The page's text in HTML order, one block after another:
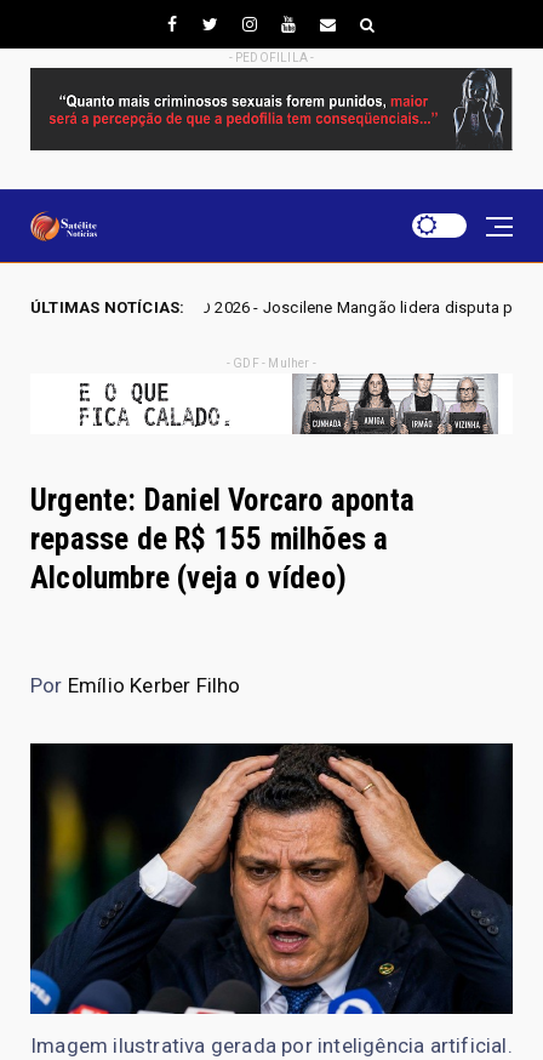
- PEDOFILILA -
ÚLTIMAS NOTÍCIAS:
GO 2026 - Joscilene Mangão lidera disputa por vaga na Alego em Novo
- GDF - Mulher -
Urgente: Daniel Vorcaro aponta
repasse de R$ 155 milhões a
Alcolumbre (veja o vídeo)
Por Emílio Kerber Filho
Imagem ilustrativa gerada por inteligência artificial.